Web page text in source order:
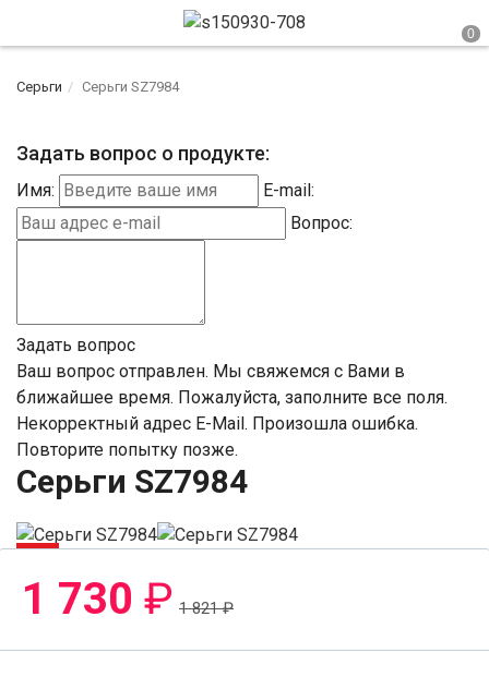
Серьги Серьги SZ7984
Задать вопрос о продукте:
Имя:
E-mail:
Вопрос:
Задать вопрос
Ваш вопрос отправлен. Мы свяжемся с Вами в
ближайшее время. Пожалуйста, заполните все поля.
Некорректный адрес E-Mail. Произошла ошибка.
Повторите попытку позже.
Серьги SZ7984
-5%
1 730 ₽ 1 821₽